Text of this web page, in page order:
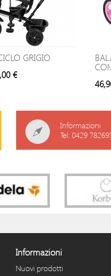
GRIGIO
€
Informazioni
Tel: 0429
Informazioni
Nuovi prodotti